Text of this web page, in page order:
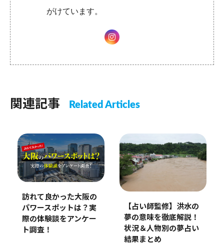
がけています。
関連記事 Related Articles
訪れて良かった大阪の
パワースポットは？実
際の体験談をアンケー
ト調査！
【占い師監修】洪水の
夢の意味を徹底解説！
状況＆人物別の夢占い
結果まとめ